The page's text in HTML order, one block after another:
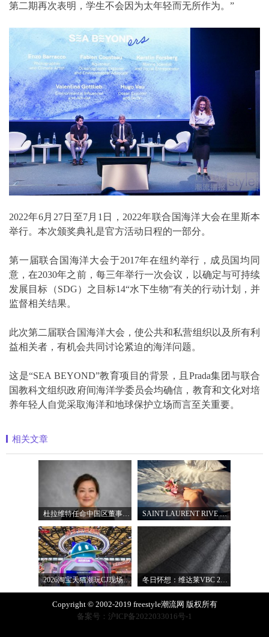
第二期再次表明，学生不会因为太年轻而无所作为。”
2022年6月27日至7月1日，2022年联合国海洋大会在里斯本
举行。本次颁奖典礼是官方活动日程的一部分。
第一届联合国海洋大会于2017年在纽约举行，成员国均同
意，在2030年之前，每三年举行一次会议，以确定与可持续
发展目标（SDG）之目标14“水下生物”有关的行动计划，并
监督相关结果。
此次第二届联合国海洋大会，使公共和私营组织以及所有利
益相关者，有机会共同讨论紧迫的海洋问题。
这是“SEA BEYOND”教育项目的背景，且Prada集团与联合
国教科文组织政府间海洋学委员会均确信，教育和文化对培
养年轻人自觉采取海洋和地球保护立场而言至关重要。
相关文章
杜拉维特任命中国区董事总经理杨琛女士 SAINT LAURENT RIVE DROITE圣罗兰北京右岸精品店
2026淘宝天猫潮玩CJ现场直击，以五大圈层 冬日怀想：维达莱VBC 2027秋冬面料系列
Copyright © 2002-2019 freestyle潮流网 版权所有
备案号：沪ICP备2022033016号-1